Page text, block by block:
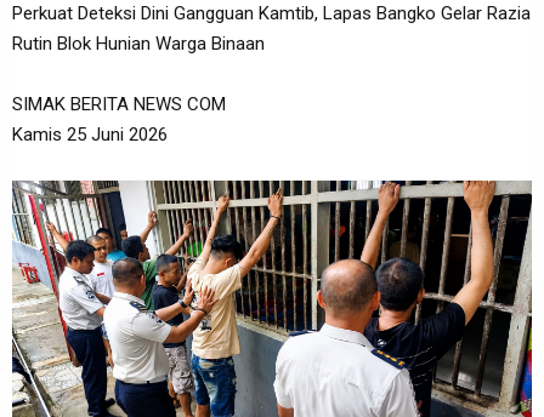
Perkuat Deteksi Dini Gangguan Kamtib, Lapas Bangko Gelar Razia
Rutin Blok Hunian Warga Binaan
SIMAK BERITA NEWS COM
Kamis 25 Juni 2026